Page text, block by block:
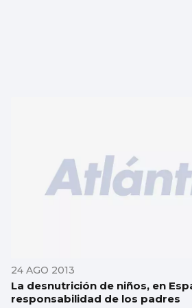
24 AGO 2013
La desnutrición de niños, en
responsabilidad de los padres